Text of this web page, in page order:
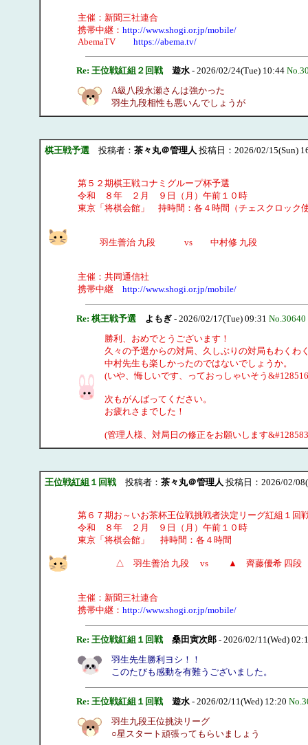
主催：新聞三社連合
携帯中継： http://www.shogi.or.jp/mobile/
AbemaTV https://abema.tv/
Re: 王位戦紅組２回戦 遊水- 2026/02/24(Tue) 10:44
A級八段永瀬さんは強かった
羽生九段相性も悪いんでしょうが
棋王戦予選投稿者： 茶々丸＠管理人 投稿日：2026/02/15(Sun)
第５２期棋王戦コナミグループ杯予選
令和 ８年 ２月 ９日（月）午前１０時
東京「将棋会館」 持時間：各４時間（チェスクロッ
羽生善治 九段 vs 中村修 九段
主催：共同通信社
携帯中継 http://www.shogi.or.jp/mobile/
Re: 棋王戦予選 よもぎ- 2026/02/17(Tue) 09:31 No.30640
勝利、おめでとうございます！
久々の予選からの対局、久しぶりの対局もわくわ
中村先生も楽しかったのではないでしょうか。
(いや、悔しいです、っておっしゃいそう
次もがんばってください。
お疲れさまでした！
(管理人様、対局日の修正をお願いします
王位戦紅組１回戦投稿者： 茶々丸＠管理人 投稿日：2026/02/
第６７期お～いお茶杯王位戦挑戦者決定リーグ紅組１回
令和 ８年 ２月 ９日（月）午前１０時
東京「将棋会館」 持時間：各４時間
△ 羽生善治 九段 vs ▲ 齊藤優希 四段
主催：新聞三社連合
携帯中継： http://www.shogi.or.jp/mobile/
Re: 王位戦紅組１回戦 桑田寅次郎- 2026/02/11(Wed)
羽生先生勝利ヨシ！！
このたびも感動を有難うございました。
Re: 王位戦紅組１回戦 遊水- 2026/02/11(Wed) 12:20
羽生九段王位挑決リーグ
○星スタート頑張ってもらいましょう